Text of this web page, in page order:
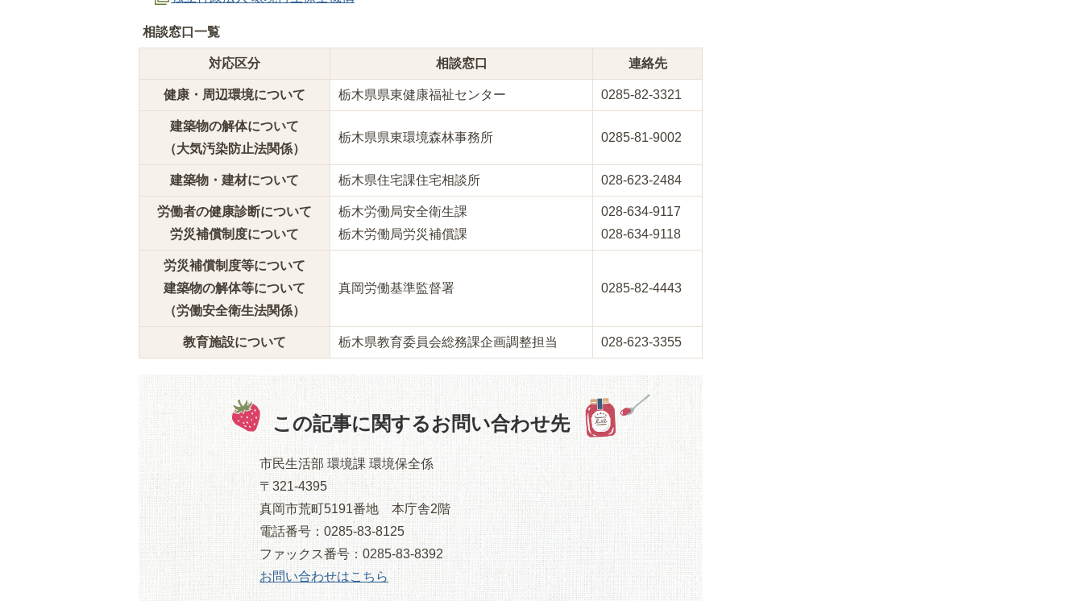
相談窓口一覧
対応区分 相談窓口 連絡先
健康・周辺環境について 栃木県県東健康福祉センター 0285-82-3321
建築物の解体について
（大気汚染防止法関係）
栃木県県東環境森林事務所 0285-81-9002
建築物・建材について 栃木県住宅課住宅相談所 028-623-2484
労働者の健康診断について
労災補償制度について
栃木労働局安全衛生課
栃木労働局労災補償課
028-634-9117
028-634-9118
労災補償制度等について
建築物の解体等について
（労働安全衛生法関係）
真岡労働基準監督署 0285-82-4443
教育施設について 栃木県教育委員会総務課企画調整担当 028-623-3355
この記事に関するお問い合わせ先
市民生活部 環境課 環境保全係
〒321-4395
真岡市荒町5191番地 本庁舎2階
電話番号：0285-83-8125
ファックス番号：0285-83-8392
お問い合わせはこちら